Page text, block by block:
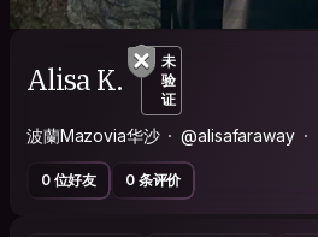
Alisa K.
未
验
证
波蘭Mazovia华沙 @alisafaraway
0 位好友 0 条评价